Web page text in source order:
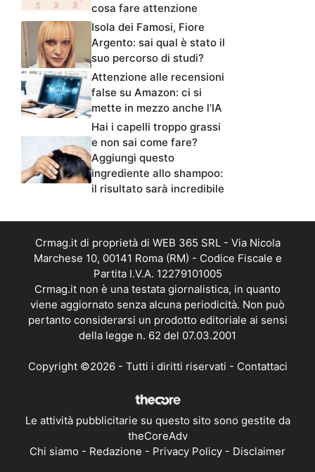
cosa fare attenzione
Isola dei Famosi, Fiore
Argento: sai qual è stato il
suo percorso di studi?
Attenzione alle recensioni
false su Amazon: ci si
mette in mezzo anche l’IA
Hai i capelli troppo grassi
e non sai come fare?
Aggiungi questo
ingrediente allo shampoo:
il risultato sarà incredibile
Crmag.it di proprietà di WEB 365 SRL - Via Nicola
Marchese 10, 00141 Roma (RM) - Codice Fiscale e
Partita I.V.A. 12279101005
Crmag.it non è una testata giornalistica, in quanto
viene aggiornato senza alcuna periodicità. Non può
pertanto considerarsi un prodotto editoriale ai sensi
della legge n. 62 del 07.03.2001
Copyright ©2026 - Tutti i diritti riservati - Contattaci
Le attività pubblicitarie su questo sito sono gestite da
theCoreAdv
Chi siamo - Redazione - Privacy Policy - Disclaimer